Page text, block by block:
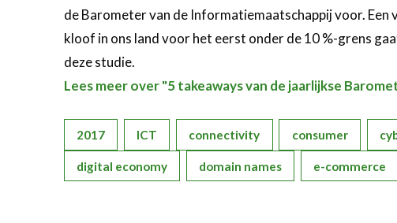
de Barometer van de Informatiemaatschappij voor.
kloof in ons land voor het eerst onder de 10 %-grens
deze studie.
Lees meer over "5 takeaways van de jaarlijkse
2017 ICT connectivity consumer
digital economy domain names e-commerce